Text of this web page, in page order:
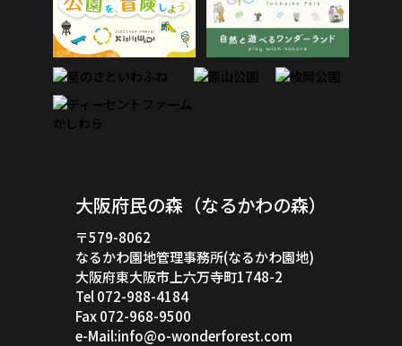
大阪府民の森（なるかわの森）
〒579-8062
なるかわ園地管理事務所(なるかわ園地)
大阪府東大阪市上六万寺町1748-2
Tel 072-988-4184
Fax 072-968-9500
e-Mail:info@o-wonderforest.com